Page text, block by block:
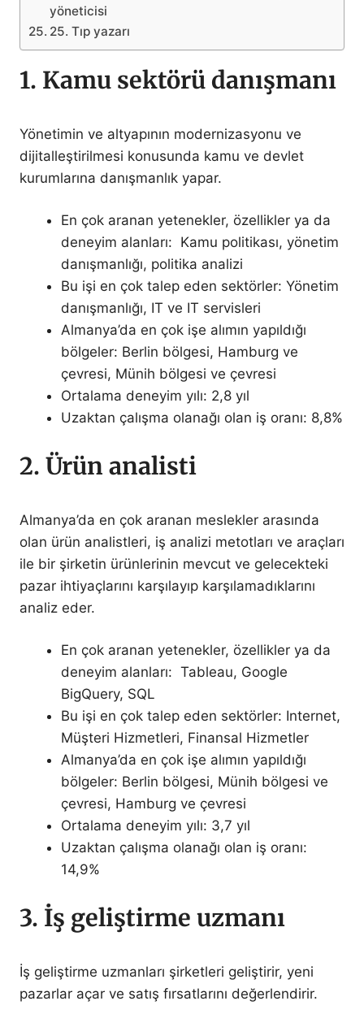
yöneticisi
25. Tıp yazarı
1. Kamu sektörü danışmanı
Yönetimin ve altyapının modernizasyonu ve
dijitalleştirilmesi konusunda kamu ve devlet
kurumlarına danışmanlık yapar.
En çok aranan yetenekler, özellikler ya da
deneyim alanları: Kamu politikası, yönetim
danışmanlığı, politika analizi
Bu işi en çok talep eden sektörler: Yönetim
danışmanlığı, IT ve IT servisleri
Almanya’da en çok işe alımın yapıldığı
bölgeler: Berlin bölgesi, Hamburg ve
çevresi, Münih bölgesi ve çevresi
Ortalama deneyim yılı: 2,8 yıl
Uzaktan çalışma olanağı olan iş oranı: 8,8%
2. Ürün analisti
Almanya’da en çok aranan meslekler arasında
olan ürün analistleri, iş analizi metotları ve araçları
ile bir şirketin ürünlerinin mevcut ve gelecekteki
pazar ihtiyaçlarını karşılayıp karşılamadıklarını
analiz eder.
En çok aranan yetenekler, özellikler ya da
deneyim alanları: Tableau, Google
BigQuery, SQL
Bu işi en çok talep eden sektörler: Internet,
Müşteri Hizmetleri, Finansal Hizmetler
Almanya’da en çok işe alımın yapıldığı
bölgeler: Berlin bölgesi, Münih bölgesi ve
çevresi, Hamburg ve çevresi
Ortalama deneyim yılı: 3,7 yıl
Uzaktan çalışma olanağı olan iş oranı:
14,9%
3. İş geliştirme uzmanı
İş geliştirme uzmanları şirketleri geliştirir, yeni
pazarlar açar ve satış fırsatlarını değerlendirir.